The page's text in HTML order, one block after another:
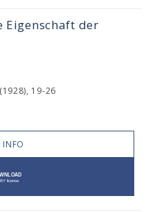
Eigenschaft der
19-26
INFO